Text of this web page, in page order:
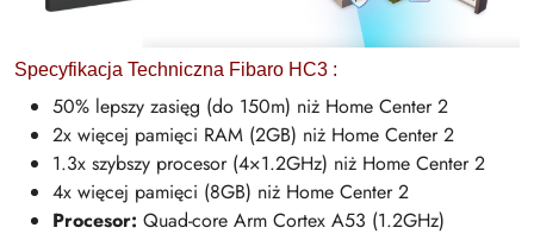
Specyfikacja Techniczna Fibaro HC3 :
50% lepszy zasięg (do 150m) niż Home Center 2
2x więcej pamięci RAM (2GB) niż Home Center 2
1.3x szybszy procesor (4×1.2GHz) niż Home Center 2
4x więcej pamięci (8GB) niż Home Center 2
Procesor: Quad-core Arm Cortex A53 (1.2GHz)